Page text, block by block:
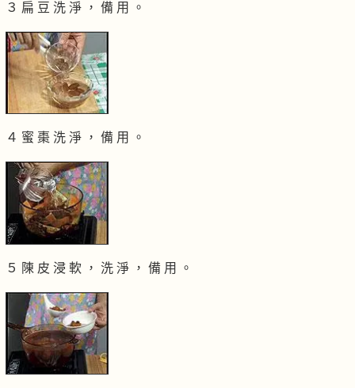
３ 扁 豆 洗 淨 ， 備 用 。
４ 蜜 棗 洗 淨 ， 備 用 。
５ 陳 皮 浸 軟 ， 洗 淨 ， 備 用 。